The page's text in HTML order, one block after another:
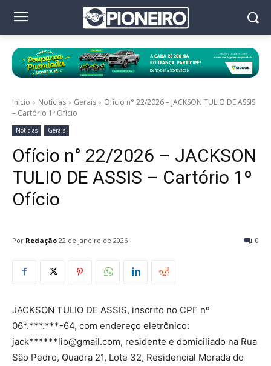
Início Notícias Gerais
Ofício n° 22/2026 – JACKSON TULIO DE ASSIS
– Cartório 1º Ofício
Notícias Gerais
Ofício n° 22/2026 – JACKSON
TULIO DE ASSIS – Cartório 1º
Ofício
Por Redação 0
22 de janeiro de 2026
JACKSON TULIO DE ASSIS, inscrito no CPF nº
06*.***.***-64, com endereço eletrônico:
jack******lio@gmail.com, residente e domiciliado na Rua
São Pedro, Quadra 21, Lote 32, Residencial Morada do